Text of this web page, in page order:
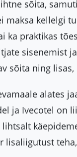
sõita,
maksa kellelgi
ka praktikas
sisenemist
sõita ning
alates
ja Ivecotel on
lisaliigutust